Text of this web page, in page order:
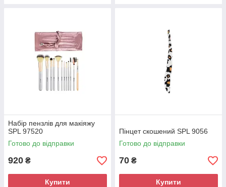
Набір пензлів для макіяжу
SPL 97520
Готово до відправки
920 ₴
Купити
Пінцет скошений SPL 9056
Готово до відправки
70 ₴
Купити